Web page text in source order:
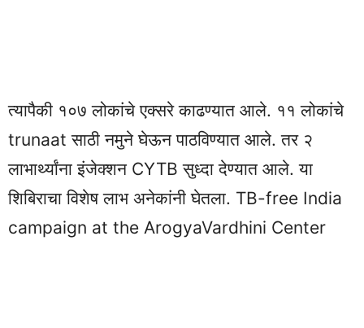
त्यापैकी १०७ लोकांचे एक्सरे काढण्यात आले. ११ लोकांचे
trunaat साठी नमुने घेऊन पाठविण्यात आले. तर २
लाभार्थ्यांना इंजेक्शन CYTB सुध्दा देण्यात आले. या
शिबिराचा विशेष लाभ अनेकांनी घेतला. TB-free India
campaign at the ArogyaVardhini Center